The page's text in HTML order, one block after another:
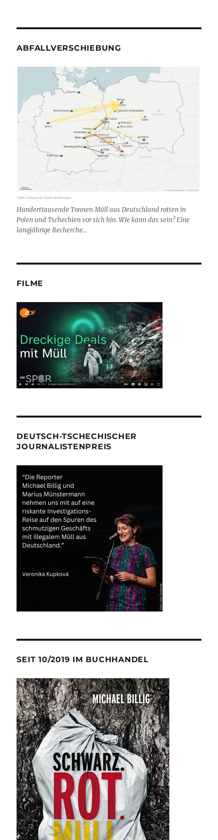
ABFALLVERSCHIEBUNG
Hunderttausende Tonnen Müll aus Deutschland rotten in
Polen und Tschechien vor sich hin. Wie kann das sein? Eine
langjährige Recherche...
FILME
DEUTSCH-TSCHECHISCHER
JOURNALISTENPREIS
SEIT 10/2019 IM BUCHHANDEL